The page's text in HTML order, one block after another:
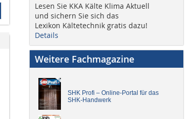
Lesen Sie KKA Kälte Klima Aktuell
und sichern Sie sich das
Lexikon Kältetechnik gratis dazu!
Details
Weitere Fachmagazine
SHK Profi – Online-Portal für das
SHK-Handwerk